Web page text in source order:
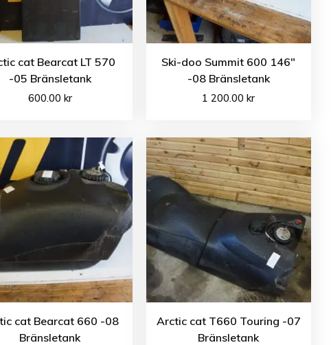
cat Bearcat LT 570
-05 Bränsletank
600.00 kr
Ski-doo Summit 600 146″
-08 Bränsletank
1 200.00kr
cat Bearcat 660 -08
Bränsletank
Arctic cat T660 Touring -07
Bränsletank